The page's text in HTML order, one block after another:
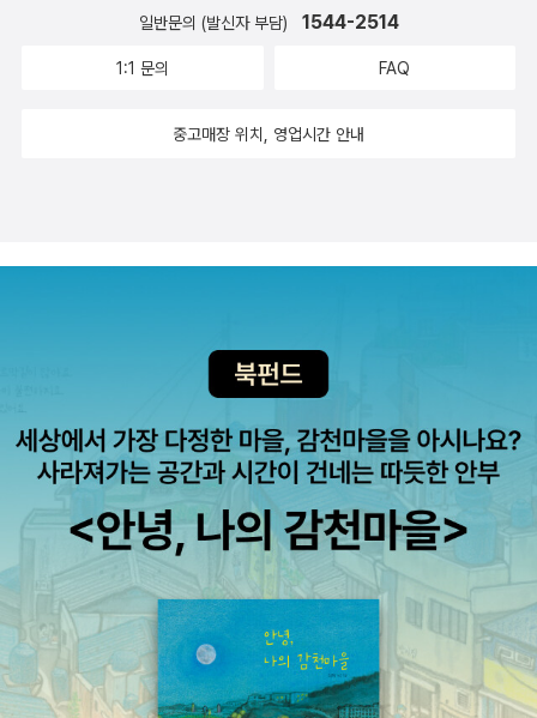
각 할 수 있는 책인거 같다일반문의 (발신자 부담) 1544-2514
1:1 문의 FAQ
중고매장 위치, 영업시간 안내